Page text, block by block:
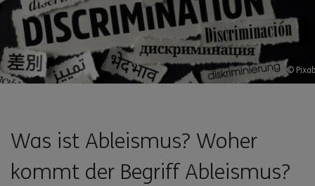
©
Was ist Ableismus? Woher
kommt der Begriff Ableismus?